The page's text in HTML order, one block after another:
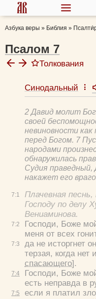
Азбука веры » Библия »
Псалом 7
Толкования
Иоанн
Василий
Толковая
Евфимий
Григорий
Феодорит
Палладий
7:1
7:2
7:3
7:4
7:5
Синодальный
2 Давид молит
своей
невиновности
перед Богом. 7
народами
обнаружилась
Судия праведный,
накажет его
Плачевная
Господу по делу
Вениаминова.
Господи, Боже
меня от всех
да не исторгнет
терзая, когда
спасающего].
Господи, Боже
есть неправда в
если я платил